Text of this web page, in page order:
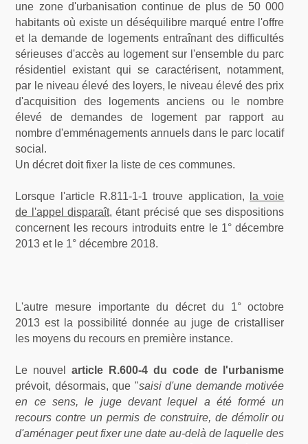
une zone d'urbanisation continue de plus de 50 000
habitants où existe un déséquilibre marqué entre l'offre
et la demande de logements entraînant des difficultés
sérieuses d'accès au logement sur l'ensemble du parc
résidentiel existant qui se caractérisent, notamment,
par le niveau élevé des loyers, le niveau élevé des prix
d'acquisition des logements anciens ou le nombre
élevé de demandes de logement par rapport au
nombre d'emménagements annuels dans le parc locatif
social.
Un décret doit fixer la liste de ces communes.
Lorsque l'article R.811-1-1 trouve application,
la voie
de l'appel disparaît, étant précisé que ses dispositions
concernent les recours introduits entre le 1° décembre
2013 et le 1° décembre 2018.
L'autre mesure importante du décret du 1° octobre
2013 est la possibilité donnée au juge de cristalliser
les moyens du recours en première instance.
Le nouvelarticle R.600-4 du code de l'urbanisme
prévoit, désormais, que "saisi d'une demande motivée
en ce sens, le juge devant lequel a été formé un
recours contre un permis de construire, de démolir ou
d'aménager peut fixer une date au-delà de laquelle des